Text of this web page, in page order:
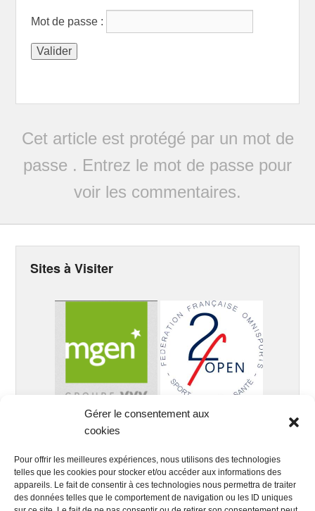
Gérer le consentement aux
cookies
Pour offrir les meilleures expériences, nous utilisons des technologies
telles que les cookies pour stocker et/ou accéder aux informations des
appareils. Le fait de consentir à ces technologies nous permettra de traiter
des données telles que le comportement de navigation ou les ID uniques
Mot de passe :
Cet article est protégé par un mot de
passe . Entrez le mot de passe pour
voir les commentaires.
Sites à Visiter